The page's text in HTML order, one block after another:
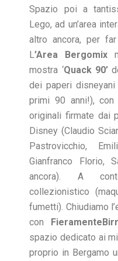
Spazio poi a
Lego, ad un’area
altro ancora, per
L’Area Bergomix
mostra ‘Quack 90’
dei paperi
primi 90 anni!),
originali firmate dai
Disney (Claudio
Pastrovicchio,
Gianfranco Florio,
ancora). A
collezionistico
fumetti). Chiudiamo
con
spazio dedicato ai
proprio in Bergamo